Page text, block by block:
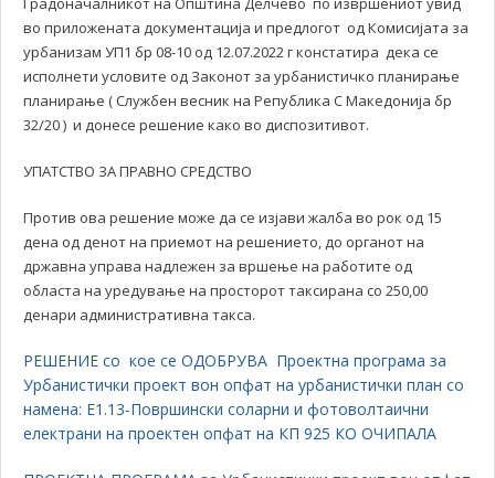
во приложената документација и предлогот од Комисијата за
урбанизам УП1 бр 08-10 од 12.07.2022 г констатира дека се
исполнети условите од Законот за урбанистичко планирање
планирање ( Службен весник на Република С Македонија бр
32/20 ) и донесе решение како во диспозитивот.
УПАТСТВО ЗА ПРАВНО СРЕДСТВО
Против ова решение може да се изјави жалба во рок од 15
дена од денот на приемот на решението, до органот на
државна управа надлежен за вршење на работите од
областа на уредување на просторот таксирана со 250,00
денари административна такса.
РЕШЕНИЕ со кое се ОДОБРУВА Проектна програма за
Урбанистички проект вон опфат на урбанистички план со
намена: Е1.13-Површински соларни и фотоволтаични
електрани на проектен опфат на КП 925 КО ОЧИПАЛА